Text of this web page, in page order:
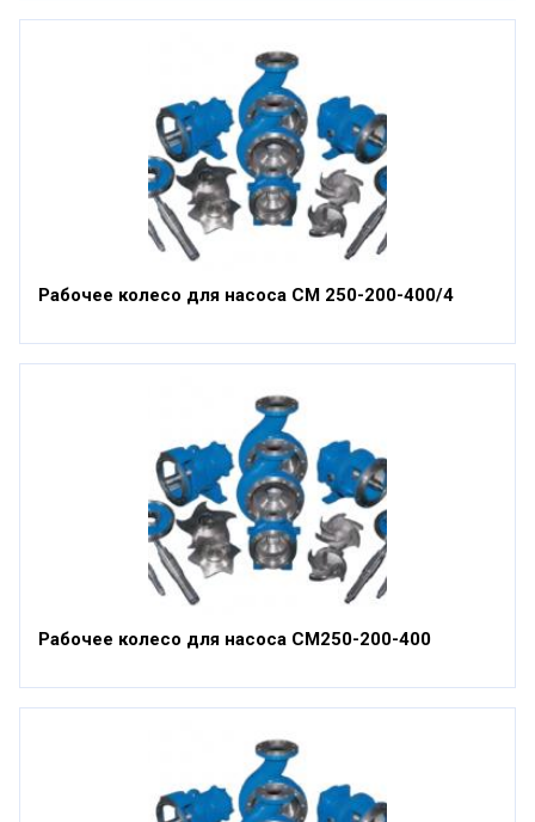
Рабочее колесо для насоса СМ 250-200-400/4
Рабочее колесо для насоса СМ250-200-400